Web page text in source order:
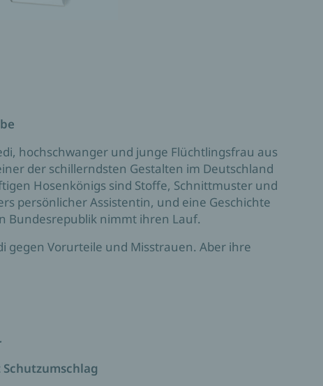
hochschwanger und junge Flüchtlingsfrau aus
der schillerndsten Gestalten im Deutschland
Hosenkönigs sind Stoffe, Schnittmuster und
persönlicher Assistentin, und eine Geschichte
Bundesrepublik nimmt ihren Lauf.
gegen Vorurteile und Misstrauen. Aber ihre
und einer Wiederauferstehung. Persönlich,
dieses Buch nicht schreiben können. Nach
***